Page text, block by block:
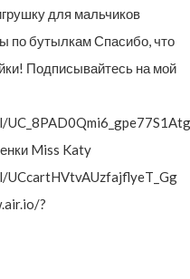
для мальчиков
по бутылкам Спасибо, что
Подписывайтесь на мой
Miss Katy
UCcartHVtvAUzfajflyeT_Gg
?